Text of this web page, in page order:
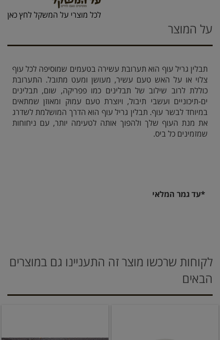
לכל מוצרי על המשקל לחץ כאן
על המוצר
תבלין גריל עוף הוא תערובת עשירה בטעמים שמוסיפה לכל עוף
צלוי או על האש טעם עשיר, מעושן ומעט מתובל. התערובת
כוללת לרוב שילוב של תבלינים כמו פפריקה, שום, תבלינים
ים-תיכוניים ועשבי תיבול, ויוצרת טעם עמוק ומאוזן שמתאים
במיוחד לבשר עוף. תבלין גריל עוף הוא הדרך המושלמת לשדרג
את מנת העוף שלך ולהפוך אותה לטעימה יותר, עם ניחוחות
שמזמינים כל ביס.
*עד גמר המלאי
לקוחות שרכשו מוצר זה התעניינו גם במוצרים
הבאים